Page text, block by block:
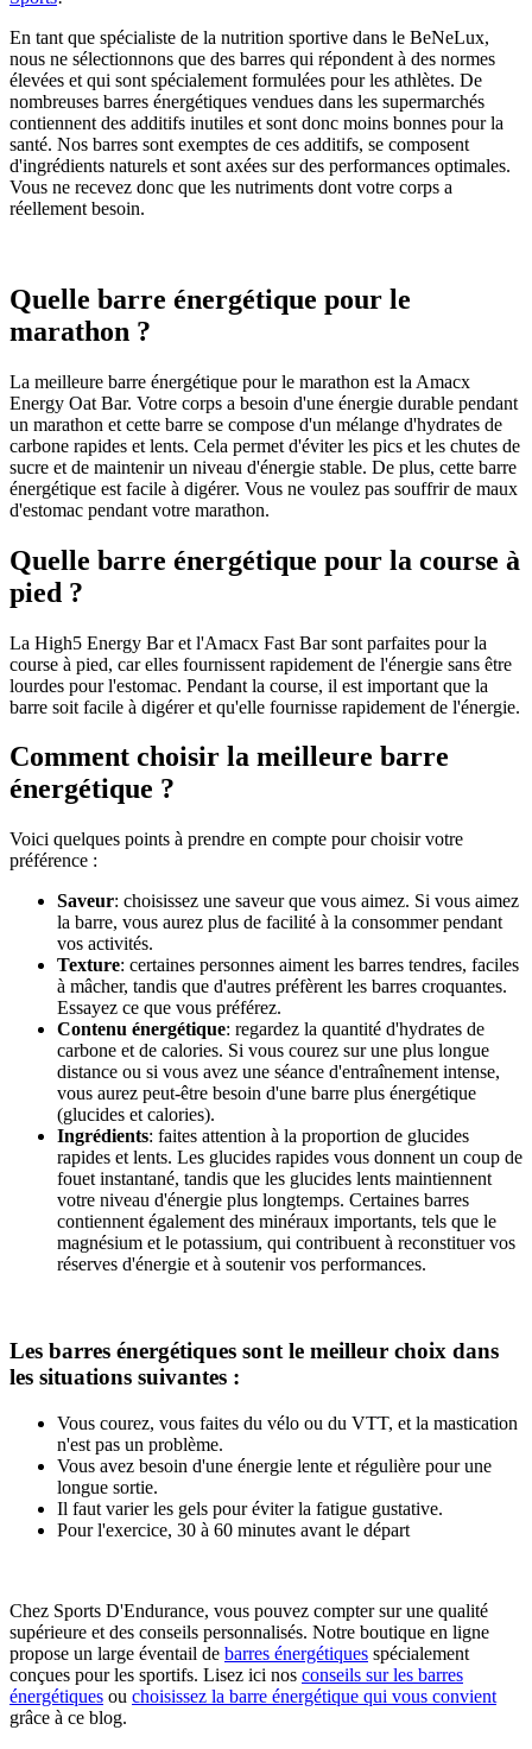
du
produit
En tant que spécialiste de la nutrition sportive dans le BeNeLux,
nous ne sélectionnons que des barres qui répondent à des normes
élevées et qui sont spécialement formulées pour les athlètes. De
nombreuses barres énergétiques vendues dans les supermarchés
contiennent des additifs inutiles et sont donc moins bonnes pour la
santé. Nos barres sont exemptes de ces additifs, se composent
d'ingrédients naturels et sont axées sur des performances optimales.
Vous ne recevez donc que les nutriments dont votre corps a
réellement besoin.
Quelle barre énergétique pour le
marathon ?
La meilleure barre énergétique pour le marathon est la Amacx
Energy Oat Bar. Votre corps a besoin d'une énergie durable pendant
un marathon et cette barre se compose d'un mélange d'hydrates de
carbone rapides et lents. Cela permet d'éviter les pics et les chutes de
sucre et de maintenir un niveau d'énergie stable. De plus, cette barre
énergétique est facile à digérer. Vous ne voulez pas souffrir de maux
d'estomac pendant votre marathon.
Quelle barre énergétique pour la course à
pied ?
La High5 Energy Bar et l'Amacx Fast Bar sont parfaites pour la
course à pied, car elles fournissent rapidement de l'énergie sans être
lourdes pour l'estomac. Pendant la course, il est important que la
barre soit facile à digérer et qu'elle fournisse rapidement de l'énergie.
Comment choisir la meilleure barre
énergétique ?
Voici quelques points à prendre en compte pour choisir votre
préférence :
Saveur: choisissez une saveur que vous aimez. Si vous aimez
la barre, vous aurez plus de facilité à la consommer pendant
vos activités.
Texture: certaines personnes aiment les barres tendres, faciles
à mâcher, tandis que d'autres préfèrent les barres croquantes.
Essayez ce que vous préférez.
Contenu énergétique: regardez la quantité d'hydrates de
carbone et de calories. Si vous courez sur une plus longue
distance ou si vous avez une séance d'entraînement intense,
vous aurez peut-être besoin d'une barre plus énergétique
(glucides et calories).
Ingrédients: faites attention à la proportion de glucides
rapides et lents. Les glucides rapides vous donnent un coup de
fouet instantané, tandis que les glucides lents maintiennent
votre niveau d'énergie plus longtemps. Certaines barres
contiennent également des minéraux importants, tels que le
magnésium et le potassium, qui contribuent à reconstituer vos
réserves d'énergie et à soutenir vos performances.
Les barres énergétiques sont le meilleur choix dans
les situations suivantes :
Vous courez, vous faites du vélo ou du VTT, et la mastication
n'est pas un problème.
Vous avez besoin d'une énergie lente et régulière pour une
longue sortie.
Il faut varier les gels pour éviter la fatigue gustative.
Pour l'exercice, 30 à 60 minutes avant le départ
Chez Sports D'Endurance, vous pouvez compter sur une qualité
supérieure et des conseils personnalisés. Notre boutique en ligne
propose un large éventail de barres énergétiques spécialement
conçues pour les sportifs. Lisez ici nos conseils sur les barres
énergétiques ou choisissez la barre énergétique qui vous convient
grâce à ce blog.